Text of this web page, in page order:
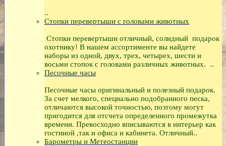
..
Стопки перевертыши с головами животных
Стопки перевертыши отличный, солидный подарок
охотнику! В нашем ассортименте вы найдете
наборы из одной, двух, трех, четырех, шести и
восьми стопок с головами различных животных. ..
Песочные часы
Песочные часы оригинальный и полезный подарок.
За счет мелкого, специально подобранного песка,
отличаются высокой точностью, поэтому могут
пригодится для отсчета определенного промежутка
времени. Превосходно вписываются в интерьер как
гостиной ,так и офиса и кабинета. Отличный..
Барометры и Метеостанции